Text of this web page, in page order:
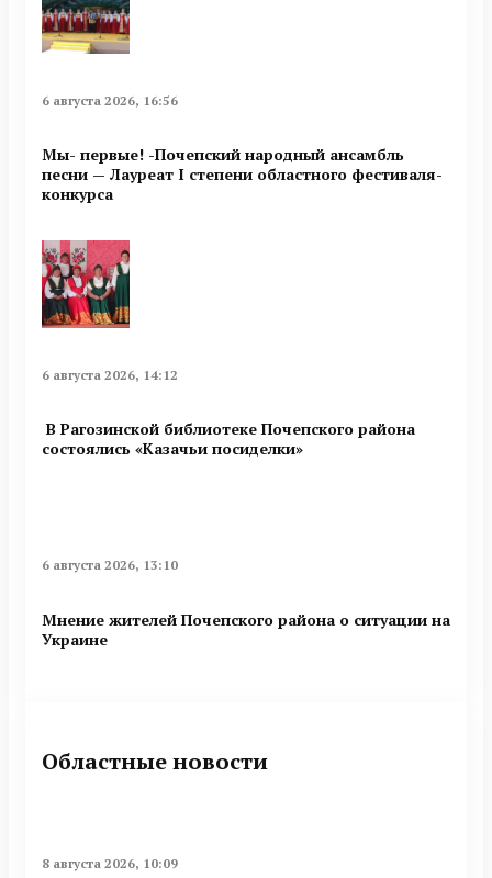
6 августа 2026, 16:56
Мы- первые! -Почепский народный ансамбль
песни — Лауреат I степени областного фестиваля-
конкурса
6 августа 2026, 14:12
В Рагозинской библиотеке Почепского района
состоялись «Казачьи посиделки»
6 августа 2026, 13:10
Мнение жителей Почепского района о ситуации на
Украине
Областные новости
8 августа 2026, 10:09